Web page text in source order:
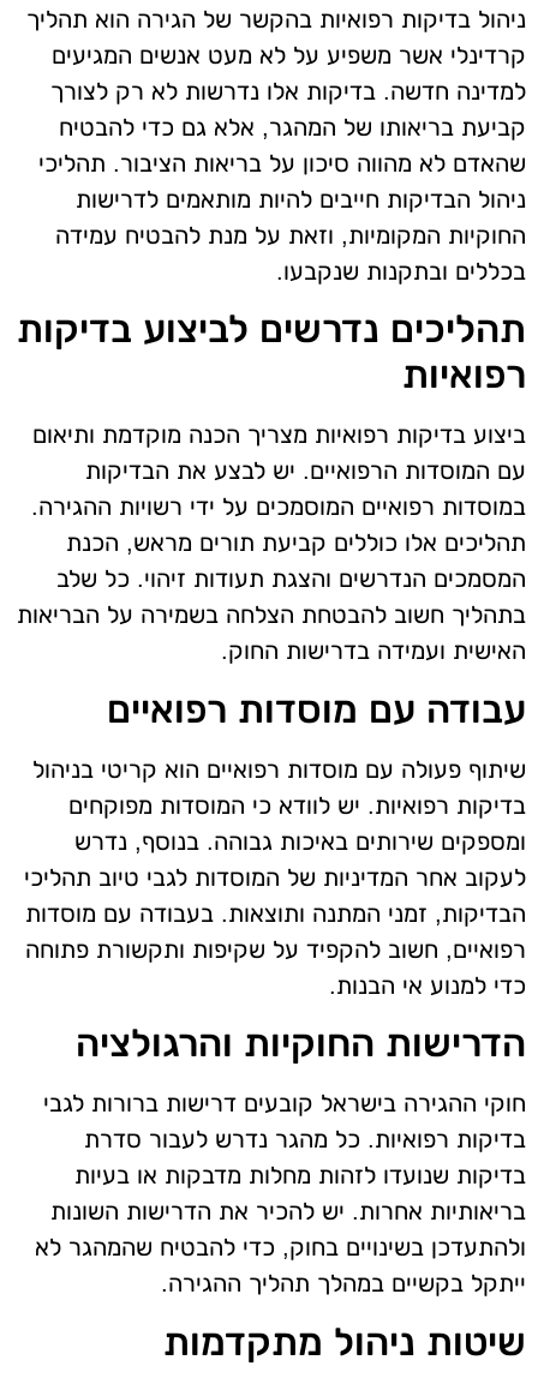
ניהול בדיקות רפואיות בהקשר של הגירה הוא תהליך
קרדינלי אשר משפיע על לא מעט אנשים המגיעים
למדינה חדשה. בדיקות אלו נדרשות לא רק לצורך
קביעת בריאותו של המהגר, אלא גם כדי להבטיח
שהאדם לא מהווה סיכון על בריאות הציבור. תהליכי
ניהול הבדיקות חייבים להיות מותאמים לדרישות
החוקיות המקומיות, וזאת על מנת להבטיח עמידה
בכללים ובתקנות שנקבעו.
תהליכים נדרשים לביצוע בדיקות
רפואיות
ביצוע בדיקות רפואיות מצריך הכנה מוקדמת ותיאום
עם המוסדות הרפואיים. יש לבצע את הבדיקות
במוסדות רפואיים המוסמכים על ידי רשויות ההגירה.
תהליכים אלו כוללים קביעת תורים מראש, הכנת
המסמכים הנדרשים והצגת תעודות זיהוי. כל שלב
בתהליך חשוב להבטחת הצלחה בשמירה על הבריאות
האישית ועמידה בדרישות החוק.
עבודה עם מוסדות רפואיים
שיתוף פעולה עם מוסדות רפואיים הוא קריטי בניהול
בדיקות רפואיות. יש לוודא כי המוסדות מפוקחים
ומספקים שירותים באיכות גבוהה. בנוסף, נדרש
לעקוב אחר המדיניות של המוסדות לגבי טיוב תהליכי
הבדיקות, זמני המתנה ותוצאות. בעבודה עם מוסדות
רפואיים, חשוב להקפיד על שקיפות ותקשורת פתוחה
כדי למנוע אי הבנות.
הדרישות החוקיות והרגולציה
חוקי ההגירה בישראל קובעים דרישות ברורות לגבי
בדיקות רפואיות. כל מהגר נדרש לעבור סדרת
בדיקות שנועדו לזהות מחלות מדבקות או בעיות
בריאותיות אחרות. יש להכיר את הדרישות השונות
ולהתעדכן בשינויים בחוק, כדי להבטיח שהמהגר לא
ייתקל בקשיים במהלך תהליך ההגירה.
שיטות ניהול מתקדמות